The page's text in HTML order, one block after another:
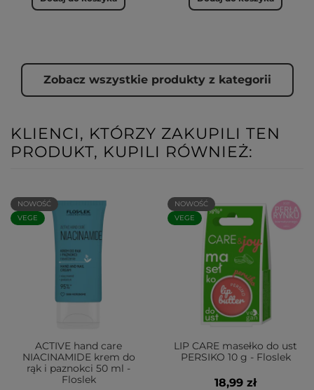
Zobacz wszystkie produkty z kategorii
KLIENCI, KTÓRZY ZAKUPILI TEN
PRODUKT, KUPILI RÓWNIEŻ:
NOWOŚĆ
VEGE
ACTIVE hand care
NIACINAMIDE krem do
rąk i paznokci 50 ml -
Floslek
NOWOŚĆ
VEGE
LIP CARE masełko do ust
PERSIKO 10 g - Floslek
18,99 zł